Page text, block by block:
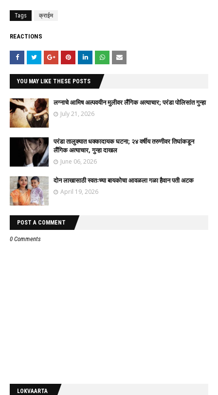
Tags क्राईम
REACTIONS
YOU MAY LIKE THESE POSTS
लग्नाचे आमिष अल्पवयीन मुलीवर लैंगिक अत्याचार; परंडा पोलिसांत गुन्हा
July 21, 2026
परंडा तालुक्यात धक्कादायक घटना; २४ वर्षीय तरुणीवर तिघांकडून
लैंगिक अत्याचार, गुन्हा दाखल
June 06, 2026
दोन लाखासाठी स्वतःच्या बायकोचा आवळला गळा हैवान पती अटक
April 19, 2026
POST A COMMENT
0 Comments
LOKVAARTA